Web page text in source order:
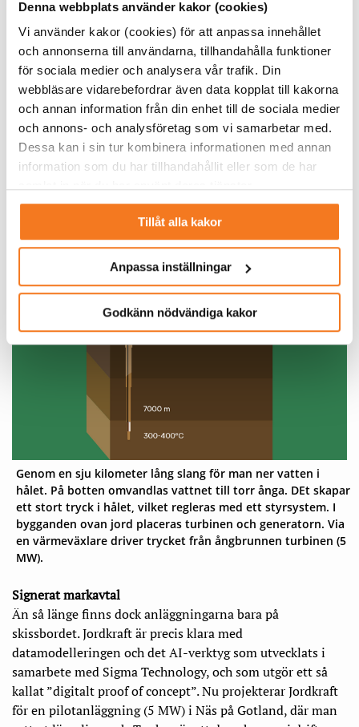
Denna webbplats använder kakor (cookies)
Vi använder kakor (cookies) för att anpassa innehållet
och annonserna till användarna, tillhandahålla funktioner
för sociala medier och analysera vår trafik. Din
webbläsare vidarebefordrar även data kopplat till kakorna
och annan information från din enhet till de sociala medier
och annons- och analysföretag som vi samarbetar med.
Dessa kan i sin tur kombinera informationen med annan
information som du har tillhandahållit eller som de har
Tillåt alla kakor
Anpassa inställningar
Godkänn nödvändiga kakor
På ovansidan försluts brunnshålet och placeras i en
betongkista med ett utlopp för ångan. En bit bort ska den
150 kvadratmeter stora elproduktionsanläggningen
placeras med turbin och generator.
– Vi har valt att satsa på småskaliga, diskreta och
modulära enheter som kan smälta in i naturen. Det är ju
också lättare ur ett acceptansperspektiv. Vi kommer rikta
oss främst till industrikunder, säger Jessica Friberg.
Genom en sju kilometer lång slang för man ner vatten i
hålet. På botten omvandlas vattnet till torr ånga. DEt skapar
ett stort tryck i hålet, vilket regleras med ett styrsystem. I
bygganden ovan jord placeras turbinen och generatorn. Via
en värmeväxlare driver trycket från ångbrunnen turbinen (5
MW).
Signerat markavtal
Än så länge finns dock anläggningarna bara på
skissbordet. Jordkraft är precis klara med
datamodelleringen och det AI-verktyg som utvecklats i
samarbete med Sigma Technology, och som utgör ett så
kallat ”digitalt proof of concept”. Nu projekterar Jordkraft
för en pilotanläggning (5 MW) i Näs på Gotland, där man